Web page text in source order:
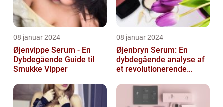
08 januar 2024
Øjenvippe Serum - En
Dybdegående Guide til
Smukke Vipper
08 januar 2024
Øjenbryn Serum: En
dybdegående analyse af
et revolutionerende